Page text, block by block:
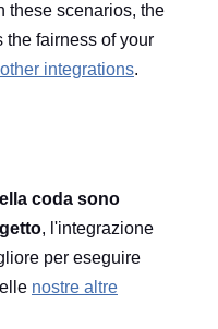
these scenarios, the
the fairness of your
integrations.
coda sono
, l'integrazione
per eseguire
nostre altre